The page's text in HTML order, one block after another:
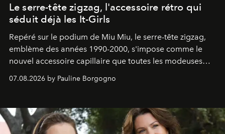
Le serre-tête zigzag, l'accessoire rétro qui
séduit déjà les It-Girls
Repéré sur le podium de Miu Miu, le serre-tête zigzag,
emblème des années 1990-2000, s'impose comme le
nouvel accessoire capillaire que toutes les modeuses
07.08.2026 by Pauline Borgogno